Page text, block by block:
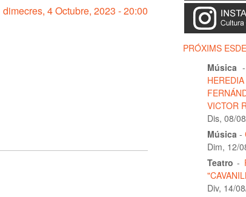
dimecres, 4 Octubre, 2023 - 20:00
PRÓXIMS
Música
VICTOR
Dis, 08/
Música -
Dim, 12/
Teatro -
Div, 14/